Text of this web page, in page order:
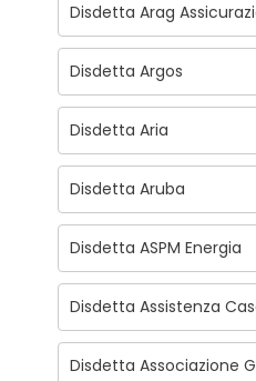
Disdetta Arag
Disdetta Argos
Disdetta Aria
Disdetta Aruba
Disdetta ASPM Energia
Disdetta Assistenza
Disdetta Associazione